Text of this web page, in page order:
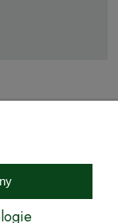
to inicjatywa
wprowadzenie na
ozdobnych oraz
małych, jak